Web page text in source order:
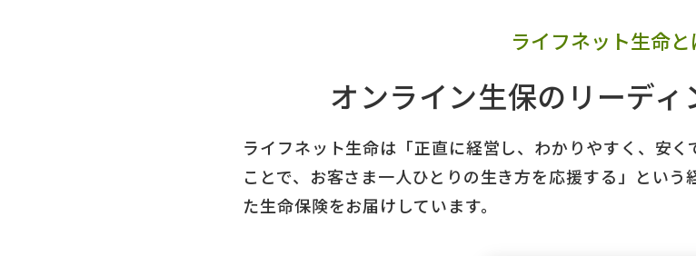
ライフネット生命と
オンライン生保の リーデ
ライフネット生命は「正直に経営し、わかりやすく、安
ことで、お客さま一人ひとりの生き方を応援する」とい
た生命保険をお届けしています。